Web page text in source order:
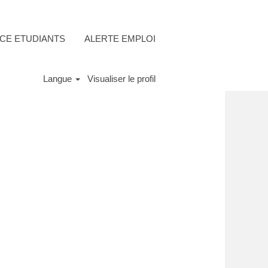
ETUDIANTS ALERTE EMPLOI
Langue Visualiser le profil